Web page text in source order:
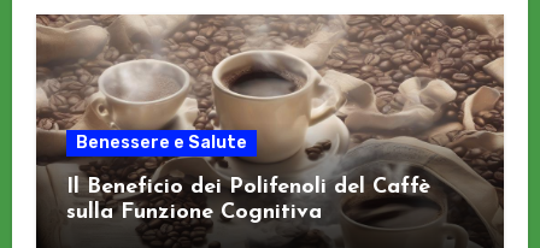
Benessere e Salute
Il Beneficio dei Polifenoli del Caffè
sulla Funzione Cognitiva